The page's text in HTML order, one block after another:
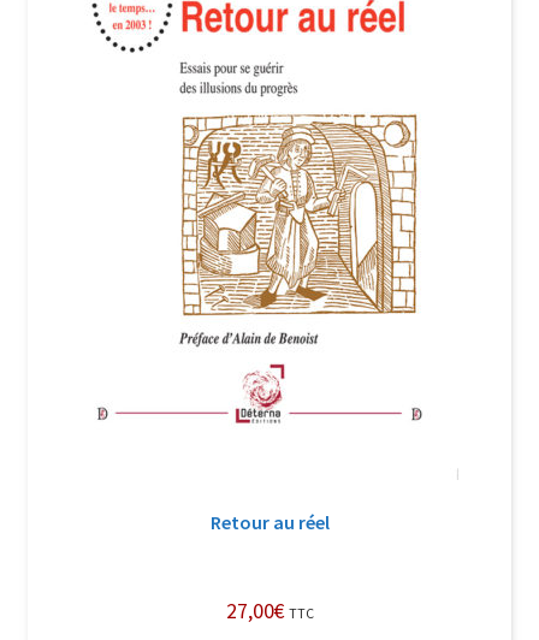
Login Customizer
Politique de confidentialité et cookies
Qui sommes-nous ?
Soutien à Philippe Randa
Suivi de la Commande
Retour au réel
27,00€ TTC